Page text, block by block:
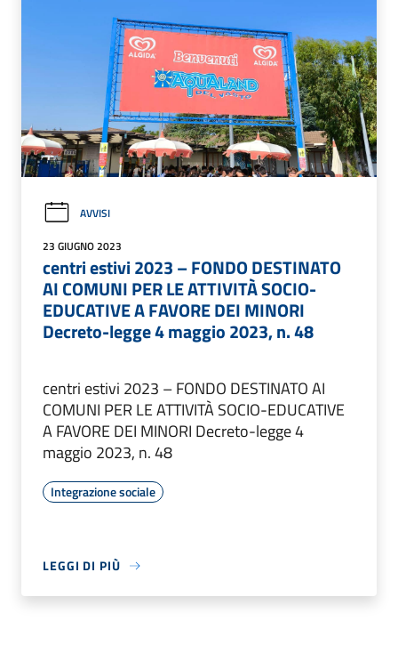
AVVISI
23 GIUGNO 2023
centri estivi 2023 – FONDO DESTINATO
AI COMUNI PER LE ATTIVITÀ SOCIO-
EDUCATIVE A FAVORE DEI MINORI
Decreto-legge 4 maggio 2023, n. 48
centri estivi 2023 – FONDO DESTINATO AI
COMUNI PER LE ATTIVITÀ SOCIO-EDUCATIVE
A FAVORE DEI MINORI Decreto-legge 4
maggio 2023, n. 48
Integrazione sociale
LEGGI DI PIÙ